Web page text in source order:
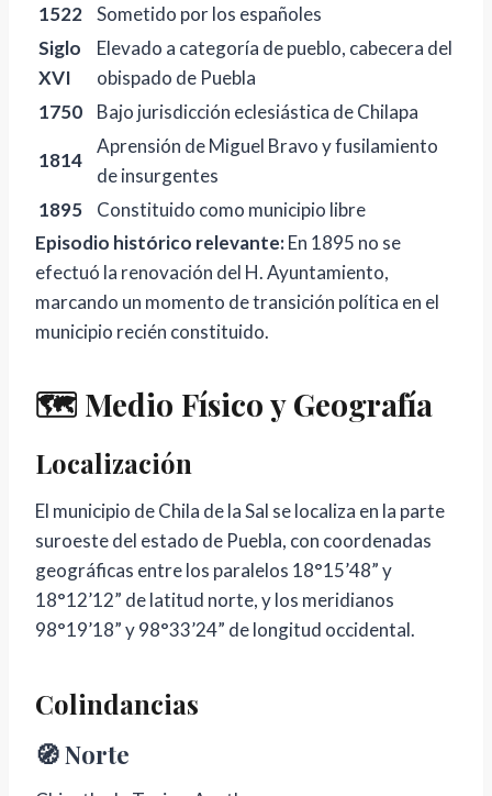
1522
Sometido por los españoles
Siglo
XVI
Elevado a categoría de pueblo, cabecera del
obispado de Puebla
1750
Bajo jurisdicción eclesiástica de Chilapa
1814
Aprensión de Miguel Bravo y fusilamiento
de insurgentes
1895
Constituido como municipio libre
Episodio histórico relevante:En 1895 no se
efectuó la renovación del H. Ayuntamiento,
marcando un momento de transición política en el
municipio recién constituido.
🗺️ Medio Físico y Geografía
Localización
El municipio de Chila de la Sal se localiza en la parte
suroeste del estado de Puebla, con coordenadas
geográficas entre los paralelos 18°15’48” y
18°12’12” de latitud norte, y los meridianos
98°19’18” y 98°33’24” de longitud occidental.
Colindancias
🧭 Norte